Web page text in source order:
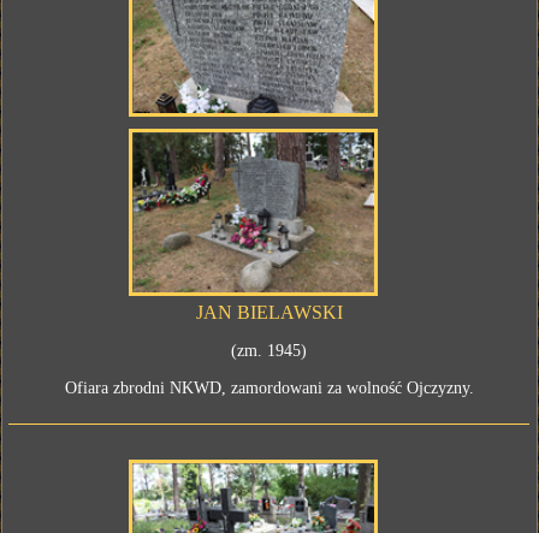
JAN BIELAWSKI
(zm. 1945)
Ofiara zbrodni NKWD, zamordowani za wolność Ojczyzny.